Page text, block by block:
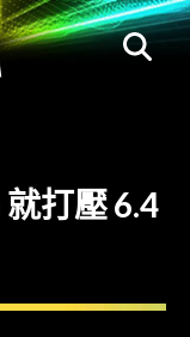
打壓 6.4